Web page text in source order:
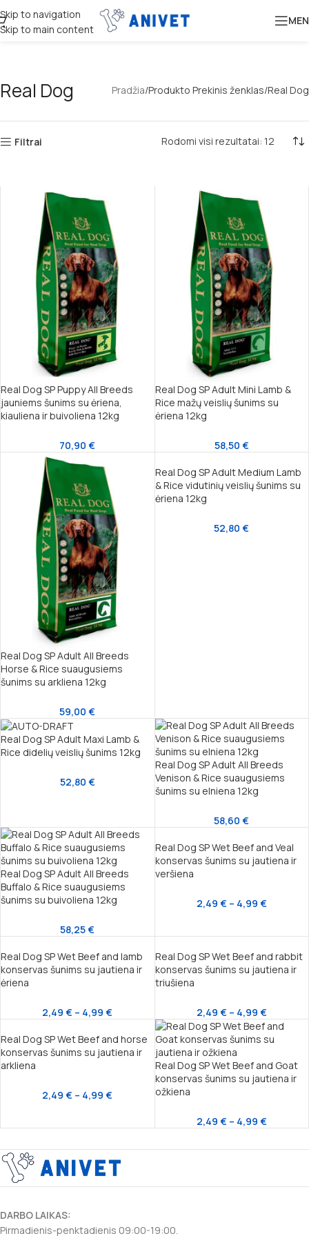
Skip to navigation
Skip to main content
Real Dog Pradžia Produkto Prekinis ženklas Real Dog
Filtrai Rodomi visi rezultatai: 12
Real Dog SP Puppy All Breeds
jauniems šunims su ėriena,
kiauliena ir buivoliena 12kg
70,90€
Real Dog SP Adult Mini Lamb &
Rice mažų veislių šunims su
ėriena 12kg
58,50 €
Real Dog SP Adult All Breeds
Horse & Rice suaugusiems
šunims su arkliena 12kg
59,00€
Real Dog SP Adult Medium Lamb
& Rice vidutinių veislių šunims su
ėriena 12kg
52,80€
Real Dog SP Adult Maxi Lamb &
Rice didelių veislių šunims 12kg
52,80 €
Real Dog SP Adult All Breeds
Venison & Rice suaugusiems
šunims su elniena 12kg
58,60€
Real Dog SP Adult All Breeds
Buffalo & Rice suaugusiems
šunims su buivoliena 12kg
58,25€
Real Dog SP Wet Beef and Veal
konservas šunims su jautiena ir
veršiena
2,49 € – 4,99 €
Real Dog SP Wet Beef and lamb
konservas šunims su jautiena ir
ėriena
2,49€ – 4,99€
Real Dog SP Wet Beef and rabbit
konservas šunims su jautiena ir
triušiena
2,49 € – 4,99 €
Real Dog SP Wet Beef and horse
konservas šunims su jautiena ir
arkliena
2,49€ – 4,99€
Real Dog SP Wet Beef and Goat
konservas šunims su jautiena ir
ožkiena
2,49 € – 4,99 €
DARBO LAIKAS:
Pirmadienis-penktadienis 09:00-19:00.